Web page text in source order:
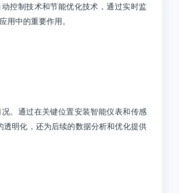
控制技术和节能优化技术，通过实时监
中的重要作用。
。通过在关键位置安装智能仪表和传感
明化，还为后续的数据分析和优化提供